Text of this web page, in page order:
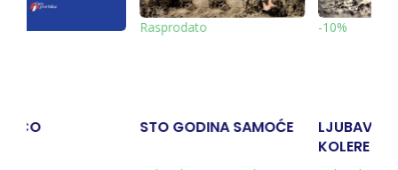
SAMOĆE
-10%
LJUBAV U DOBA
-10%